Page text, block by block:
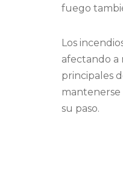
fuego
Los
afectando a
principales
mantenerse
su paso.